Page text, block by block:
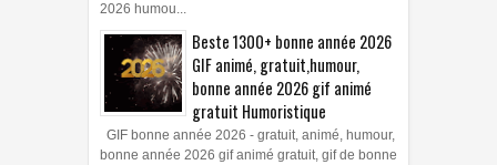
2026 humou...
Beste 1300+ bonne année 2026
GIF animé, gratuit,humour,
bonne année 2026 gif animé
gratuit Humoristique
GIF bonne année 2026 - gratuit, animé, humour,
bonne année 2026 gif animé gratuit, gif de bonne